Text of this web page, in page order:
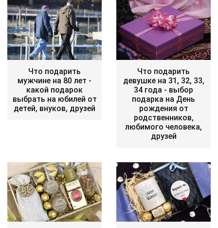
Что подарить
мужчине на 80 лет -
какой подарок
выбрать на юбилей от
детей, внуков, друзей
Что подарить
девушке на 31, 32, 33,
34 года - выбор
подарка на День
рождения от
родственников,
любимого человека,
друзей